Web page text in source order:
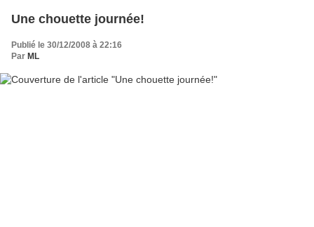
Une chouette journée!
Publié le 30/12/2008 à 22:16
Par ML